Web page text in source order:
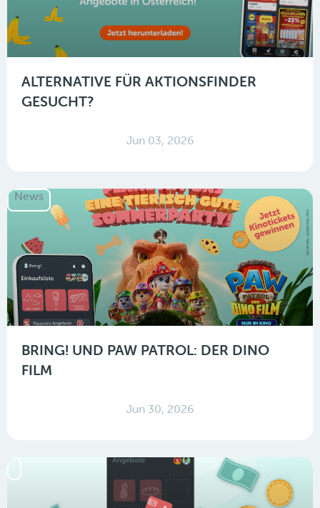
ALTERNATIVE FÜR AKTIONSFINDER
GESUCHT?
Jun 03, 2026
News
BRING! UND PAW PATROL: DER DINO
FILM
Jun 30, 2026